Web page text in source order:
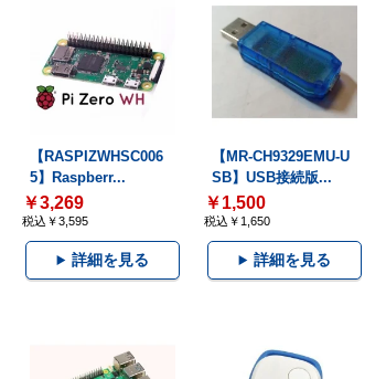
【RASPIZWHSC006
5】Raspberr...
￥3,269
税込￥3,595
詳細を見る
【MR-CH9329EMU-U
SB】USB接続版...
￥1,500
税込￥1,650
詳細を見る